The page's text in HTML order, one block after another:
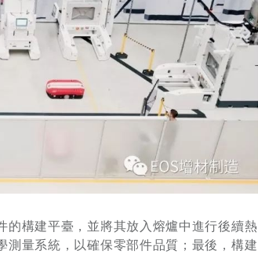
的構建平臺，並將其放入熔爐中進行後續熱
量系統，以確保零部件品質；最後，構建